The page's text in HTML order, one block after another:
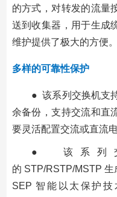
的方式，对转发的流量
送到收集器，用于生成
维护提供了极大的方便。
多样的可靠性保护
● 该系列交换机支
余备份，支持交流和直
要灵活配置交流或直流电
● 该系列
的 STP/RSTP/MSTP
SEP 智能以太保护